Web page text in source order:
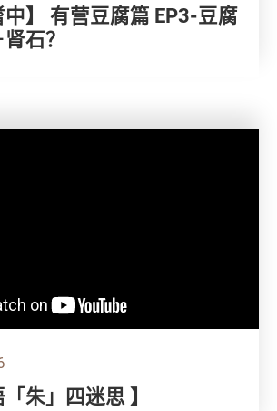
中】 有营豆腐篇 EP3-豆腐
石？
「朱」四迷思 】